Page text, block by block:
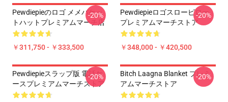
Pewdiepieのロゴ メメバケッ
トハットプレミアムマーチ店
￥311,750 - ￥333,500
-20%
Pewdiepieロゴスローピロー
プレミアムマーチストア
￥348,000 - ￥420,500
-20%
Pewdiepieスラップ版 電話ケ
ースプレミアムマーチストア
-20%
Bitch Laagna Blanket プレミ
アムマーチストア
-20%